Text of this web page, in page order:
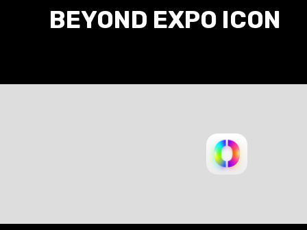
BEYOND EXPO ICON